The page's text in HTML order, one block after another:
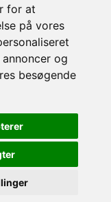
for at
på vores
og
besøgende
15 | DK-